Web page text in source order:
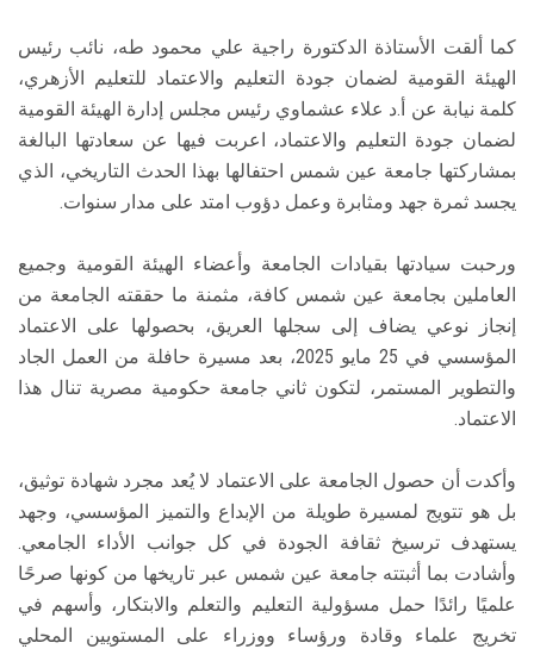
كما ألقت الأستاذة الدكتورة راجية علي محمود طه، نائب رئيس
الهيئة القومية لضمان جودة التعليم والاعتماد للتعليم الأزهري،
كلمة نيابة عن أ.د علاء عشماوي رئيس مجلس إدارة الهيئة القومية
لضمان جودة التعليم والاعتماد، اعربت فيها عن سعادتها البالغة
بمشاركتها جامعة عين شمس احتفالها بهذا الحدث التاريخي، الذي
يجسد ثمرة جهد ومثابرة وعمل دؤوب امتد على مدار سنوات.
ورحبت سيادتها بقيادات الجامعة وأعضاء الهيئة القومية وجميع
العاملين بجامعة عين شمس كافة، مثمنة ما حققته الجامعة من
إنجاز نوعي يضاف إلى سجلها العريق، بحصولها على الاعتماد
المؤسسي في 25 مايو 2025، بعد مسيرة حافلة من العمل الجاد
والتطوير المستمر، لتكون ثاني جامعة حكومية مصرية تنال هذا
الاعتماد.
وأكدت أن حصول الجامعة على الاعتماد لا يُعد مجرد شهادة توثيق،
بل هو تتويج لمسيرة طويلة من الإبداع والتميز المؤسسي، وجهد
يستهدف ترسيخ ثقافة الجودة في كل جوانب الأداء الجامعي.
وأشادت بما أثبتته جامعة عين شمس عبر تاريخها من كونها صرحًا
علميًا رائدًا حمل مسؤولية التعليم والتعلم والابتكار، وأسهم في
تخريج علماء وقادة ورؤساء ووزراء على المستويين المحلي